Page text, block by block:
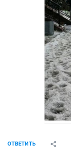
ОТВЕТИТЬ